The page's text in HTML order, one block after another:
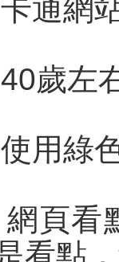
通網
歲左
用綠
頁看
看點